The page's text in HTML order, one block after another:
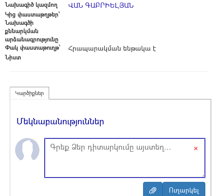
Նախագիծ կազմող ՎԱՆ ԳԱԲՐԻԵԼՅԱՆ
Կից փաստաթղթեր՝
Նախագծի
քննարկման
արձանագրությունը
Փակ փաստաթուղթ՝
Հրապարակման ենթակա է
Նիստ
Կարծիքներ
Մեկնաբանություններ
×